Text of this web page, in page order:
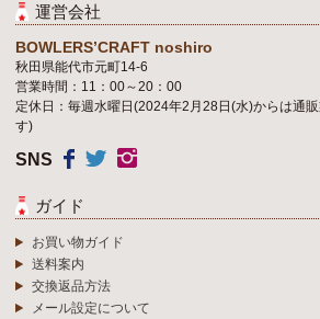
運営会社
BOWLERS’CRAFT noshiro
秋田県能代市元町14-6
営業時間：11：00～20：00
定休日：毎週水曜日(2024年2月28日(水)からは通
す)
SNS
ガイド
お買い物ガイド
送料案内
交換返品方法
メール設定について